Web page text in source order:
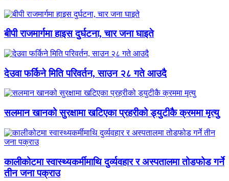
बीपी राजमार्गमा हाइस दुर्घटना, चार जना घाइते
देउवा फर्किने मिति परिवर्तन, साउन २८ गते आउदै
सलमान खानको सुरक्षामा खटिएका प्रहरीको ड्युटीकै क्रममा मृत्यु
कालीकोटमा स्वास्थ्यकर्मीमाथि दुर्व्यवहार र अस्पतालमा तोडफोड गर्ने
तीन जना पक्राउ